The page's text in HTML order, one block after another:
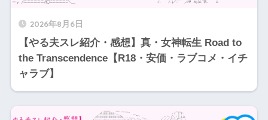
2026年8月6日
【やる夫スレ紹介・感想】真・女神転生 Road to
the Transcendence【R18・安価・ラブコメ・イチ
ャラブ】